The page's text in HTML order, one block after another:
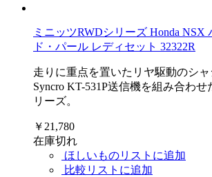
ミニッツRWDシリーズ Honda NSX
ド・パール レディセット 32322R
走りに重点を置いたリヤ駆動のシャ
Syncro KT-531P送信機を組み合わ
リーズ。
￥21,780
在庫切れ
ほしいものリストに追加
比較リストに追加